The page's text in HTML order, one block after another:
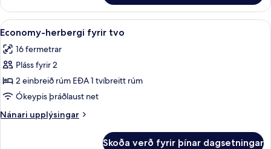
&
Glacier
View)
herbergi
með
tvíbreiðu
(Mountain
&
View)
Skoða
allar
myndir
fyrir
Economy-
herbergi
fyrir
tvo
Skrifborð, aukarúm, ókeypis
8
Economy-herbergi fyrir tvo
16 fermetrar
Pláss fyrir 2
2 einbreið rúm EÐA 1 tvíbreitt rúm
Ókeypis þráðlaust net
Nánari upplýsingar
Nánari
Skoða verð fyrir þínar dagsetningar